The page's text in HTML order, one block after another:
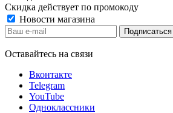
Скидка действует по промокоду
Новости магазина
Оставайтесь на связи
Вконтакте
Telegram
YouTube
Одноклассники